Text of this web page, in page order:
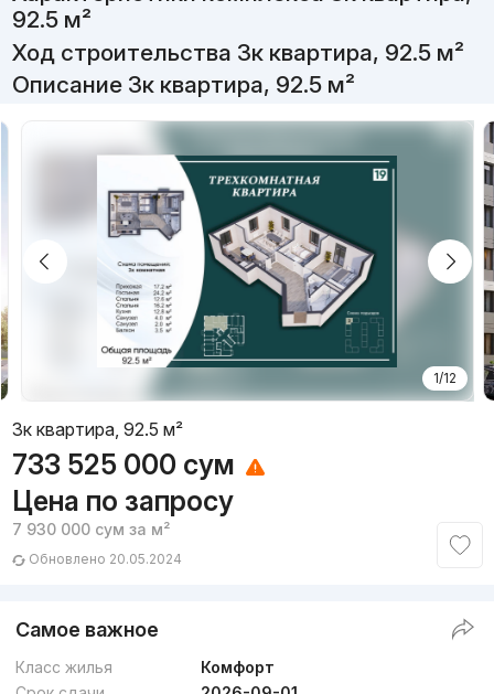
92.5 м²
Ход строительства 3к квартира, 92.5 м²
Описание 3к квартира, 92.5 м²
1/12
3к квартира, 92.5 м²
733 525 000 сум
Цена по запросу
7 930 000 сум за м²
Обновлено 20.05.2024
Самое важное
Класс жилья
Комфорт